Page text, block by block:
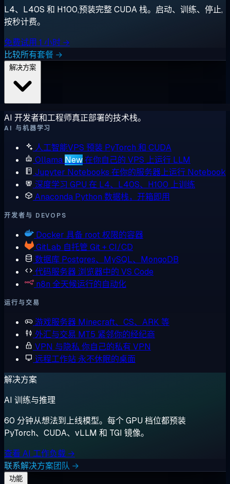
L4、L40S 和 H100,预装完整 CUDA 栈。启动、训练、停止,
按秒计费。
免费试用 1 小时 →
比较所有套餐 →
AI 开发者和工程师真正部署的技术栈。
AI 与机器学习
人工智能VPS 预装 PyTorch 和 CUDA
Ollama New在你自己的 VPS 上运行 LLM
Jupyter Notebooks 在你的服务器上运行 Notebook
深度学习 GPU 在 L4、L40S、H100 上训练
Anaconda Python 数据栈，开箱即用
开发者与 DEVOPS
Docker 具备 root 权限的容器
GitLab 自托管 Git + CI/CD
数据库 Postgres、MySQL、MongoDB
代码服务器 浏览器中的 VS Code
n8n 全天候运行的自动化
运行与交易
游戏服务器 Minecraft、CS、ARK 等
外汇与交易 MT5 紧邻你的经纪商
VPN 与隐私 你自己的私有 VPN
远程工作站 永不休眠的桌面
解决方案
AI 训练与推理
60 分钟从想法到上线模型。每个 GPU 档位都预装
PyTorch、CUDA、vLLM 和 TGI 镜像。
查看 AI 工作负载 →
联系解决方案团队 →